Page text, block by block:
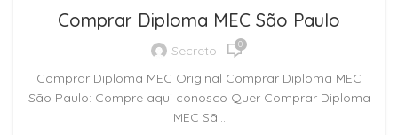
Comprar Diploma MEC São Paulo
Secreto 0
Comprar Diploma MEC Original Comprar Diploma MEC
São Paulo: Compre aqui conosco Quer Comprar Diploma
MEC Sã...